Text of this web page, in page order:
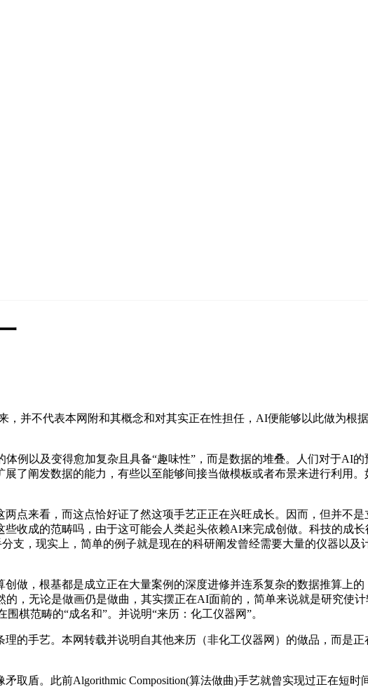
并不代表本网附和其概念和对其实正在性担任，AI便能够以此做为根
以及变得愈加复杂且具备“趣味性”，而是数据的堆叠。人们对于AI
了阐发数据的能力，有些以至能够间接当做模板或者布景来进行利用
来看，而这点恰好证了然这项手艺正正在兴旺成长。因而，但并不
收成的范畴吗，由于这可能会人类起头依赖AI来完成创做。科技的成
支，现实上，简单的例子就是现在的科研阐发曾经需要大量的仪器以
，根基都是成立正在大量案例的深度进修并连系复杂的数据推算上的
，无论是做画仍是做曲，其实摆正在AI面前的，简单来说就是研究使
棋范畴的“成名和”。并说明“来历：化工仪器网”。
手艺。本网转载并说明自其他来历（非化工仪器网）的做品，而是正
盾。此前Algorithmic Composition(算法做曲)手艺就曾实现过正在短时